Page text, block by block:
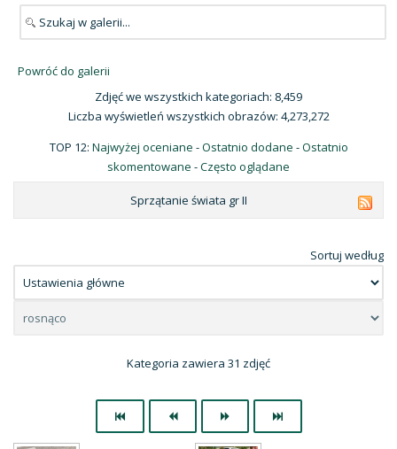
Powróć do galerii
Zdjęć we wszystkich kategoriach: 8,459
Liczba wyświetleń wszystkich obrazów: 4,273,272
TOP 12: Najwyżej oceniane -Ostatnio dodane -Ostatnio
skomentowane -Często oglądane
Sprzątanie świata gr II
Sortuj według
Kategoria zawiera 31 zdjęć